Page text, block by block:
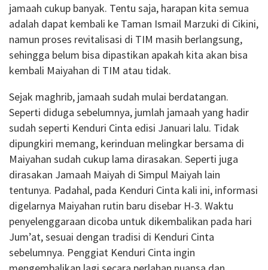
jamaah cukup banyak. Tentu saja, harapan kita semua
adalah dapat kembali ke Taman Ismail Marzuki di Cikini,
namun proses revitalisasi di TIM masih berlangsung,
sehingga belum bisa dipastikan apakah kita akan bisa
kembali Maiyahan di TIM atau tidak.
Sejak maghrib, jamaah sudah mulai berdatangan.
Seperti diduga sebelumnya, jumlah jamaah yang hadir
sudah seperti Kenduri Cinta edisi Januari lalu. Tidak
dipungkiri memang, kerinduan melingkar bersama di
Maiyahan sudah cukup lama dirasakan. Seperti juga
dirasakan Jamaah Maiyah di Simpul Maiyah lain
tentunya. Padahal, pada Kenduri Cinta kali ini, informasi
digelarnya Maiyahan rutin baru disebar H-3. Waktu
penyelenggaraan dicoba untuk dikembalikan pada hari
Jum’at, sesuai dengan tradisi di Kenduri Cinta
sebelumnya. Penggiat Kenduri Cinta ingin